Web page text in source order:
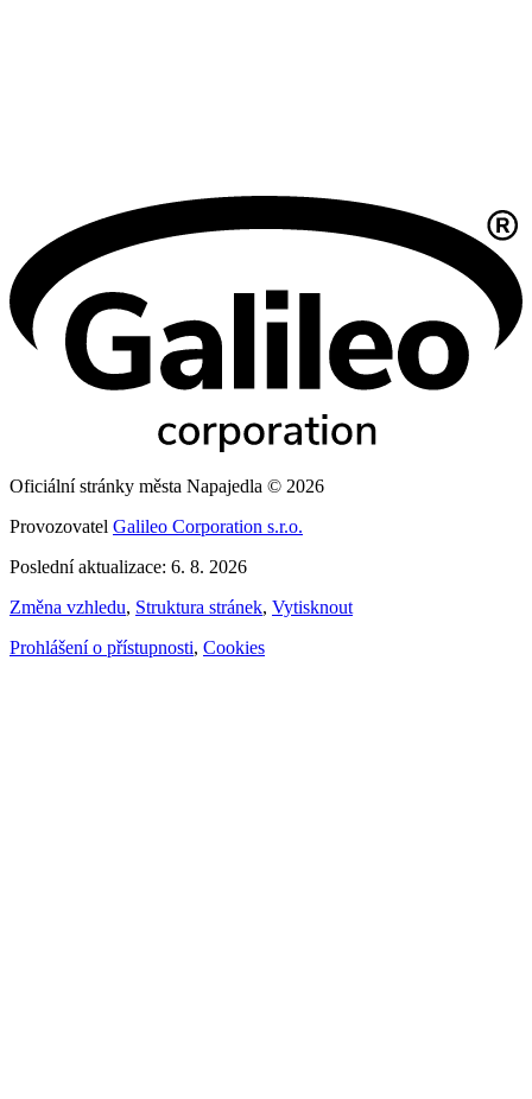
Oficiální stránky města Napajedla © 2026
Provozovatel Galileo Corporation s.r.o.
Poslední aktualizace: 6. 8. 2026
Změna vzhledu, Struktura stránek, Vytisknout
Prohlášení o přístupnosti, Cookies